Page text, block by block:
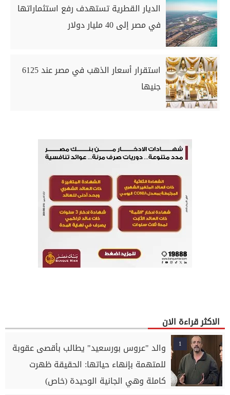
الديار القطرية تستهدف رفع استثماراتها
في مصر إلى 40 مليار دولار
استقرار أسعار الذهب في مصر عند 6125
جنيها
الاكثر قراءة الان
1
والد "عروس بورسعيد" يطالب بأقصى عقوبة
للمتهمة بإنهاء حياتها: الحقيقة ظهرت
كاملة وهي الجانية الوحيدة (خاص)